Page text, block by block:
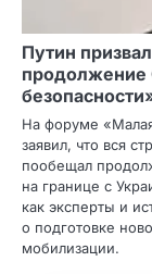
Путин
продолжение
На форуме
заявил, что вся
пообещал
на границе с
как эксперты и
о подготовке
мобилизации.